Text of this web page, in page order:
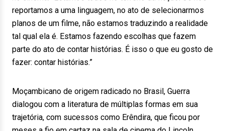
reportamos a uma linguagem, no ato de selecionarmos
planos de um filme, não estamos traduzindo a realidade
tal qual ela é. Estamos fazendo escolhas que fazem
parte do ato de contar histórias. É isso o que eu gosto de
fazer: contar histórias.”
Moçambicano de origem radicado no Brasil, Guerra
dialogou com a literatura de múltiplas formas em sua
trajetória, com sucessos como Erêndira, que ficou por